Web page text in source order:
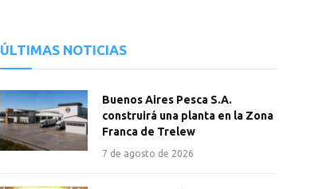
ÚLTIMAS NOTICIAS
Buenos Aires Pesca S.A.
construirá una planta en la Zona
Franca de Trelew
7 de agosto de 2026